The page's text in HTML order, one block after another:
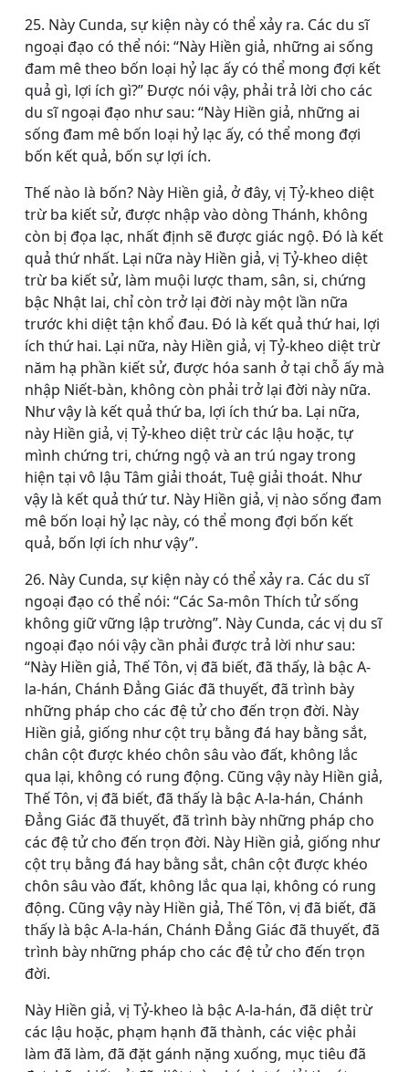
25. Này Cunda, sự kiện này có thể xảy ra. Các du sĩ
ngoại đạo có thể nói: “Này Hiền giả, những ai sống
đam mê theo bốn loại hỷ lạc ấy có thể mong đợi kết
quả gì, lợi ích gì?” Ðược nói vậy, phải trả lời cho các
du sĩ ngoại đạo như sau: “Này Hiền giả, những ai
sống đam mê bốn loại hỷ lạc ấy, có thể mong đợi
bốn kết quả, bốn sự lợi ích.
Thế nào là bốn? Này Hiền giả, ở đây, vị Tỷ-kheo diệt
trừ ba kiết sử, được nhập vào dòng Thánh, không
còn bị đọa lạc, nhất định sẽ được giác ngộ. Ðó là kết
quả thứ nhất. Lại nữa này Hiền giả, vị Tỷ-kheo diệt
trừ ba kiết sử, làm muội lược tham, sân, si, chứng
bậc Nhật lai, chỉ còn trở lại đời này một lần nữa
trước khi diệt tận khổ đau. Ðó là kết quả thứ hai, lợi
ích thứ hai. Lại nữa, này Hiền giả, vị Tỷ-kheo diệt trừ
năm hạ phần kiết sử, được hóa sanh ở tại chỗ ấy mà
nhập Niết-bàn, không còn phải trở lại đời này nữa.
Như vậy là kết quả thứ ba, lợi ích thứ ba. Lại nữa,
này Hiền giả, vị Tỷ-kheo diệt trừ các lậu hoặc, tự
mình chứng tri, chứng ngộ và an trú ngay trong
hiện tại vô lậu Tâm giải thoát, Tuệ giải thoát. Như
vậy là kết quả thứ tư. Này Hiền giả, vị nào sống đam
mê bốn loại hỷ lạc này, có thể mong đợi bốn kết
quả, bốn lợi ích như vậy”.
26. Này Cunda, sự kiện này có thể xảy ra. Các du sĩ
ngoại đạo có thể nói: “Các Sa-môn Thích tử sống
không giữ vững lập trường”. Này Cunda, các vị du sĩ
ngoại đạo nói vậy cần phải được trả lời như sau:
“Này Hiền giả, Thế Tôn, vị đã biết, đã thấy, là bậc A-
la-hán, Chánh Ðẳng Giác đã thuyết, đã trình bày
những pháp cho các đệ tử cho đến trọn đời. Này
Hiền giả, giống như cột trụ bằng đá hay bằng sắt,
chân cột được khéo chôn sâu vào đất, không lắc
qua lại, không có rung động. Cũng vậy này Hiền giả,
Thế Tôn, vị đã biết, đã thấy là bậc A-la-hán, Chánh
Ðẳng Giác đã thuyết, đã trình bày những pháp cho
các đệ tử cho đến trọn đời. Này Hiền giả, giống như
cột trụ bằng đá hay bằng sắt, chân cột được khéo
chôn sâu vào đất, không lắc qua lại, không có rung
động. Cũng vậy này Hiền giả, Thế Tôn, vị đã biết, đã
thấy là bậc A-la-hán, Chánh Ðẳng Giác đã thuyết, đã
trình bày những pháp cho các đệ tử cho đến trọn
đời.
Này Hiền giả, vị Tỷ-kheo là bậc A-la-hán, đã diệt trừ
các lậu hoặc, phạm hạnh đã thành, các việc phải
làm đã làm, đã đặt gánh nặng xuống, mục tiêu đã